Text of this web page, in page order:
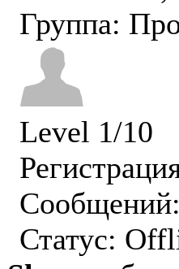
Группа:
Level 1/10
Статус: